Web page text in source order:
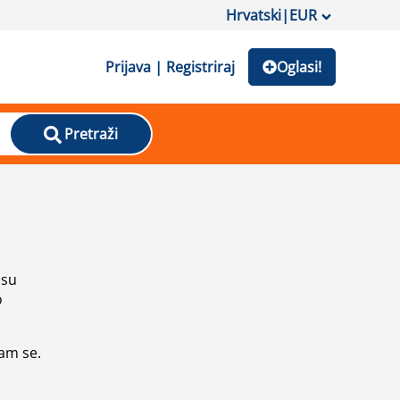
Hrvatski|EUR
Prijava | Registriraj Oglasi!
Pretraži
se.